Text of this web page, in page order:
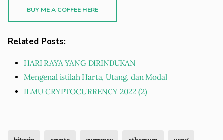
BUY ME A COFFEE HERE
Related Posts:
HARI RAYA YANG DIRINDUKAN
Mengenal istilah Harta, Utang, dan Modal
ILMU CRYPTOCURRENCY 2022 (2)